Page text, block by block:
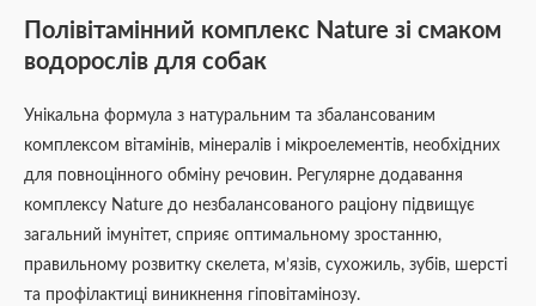
Полівітамінний комплекс Nature зі смаком
водорослів для собак
Унікальна формула з натуральним та збалансованим
комплексом вітамінів, мінералів і мікроелементів, необхідних
для повноцінного обміну речовин. Регулярне додавання
комплексу Nature до незбалансованого раціону підвищує
загальний імунітет, сприяє оптимальному зростанню,
правильному розвитку скелета, м’язів, сухожиль, зубів, шерсті
та профілактиці виникнення гіповітамінозу.